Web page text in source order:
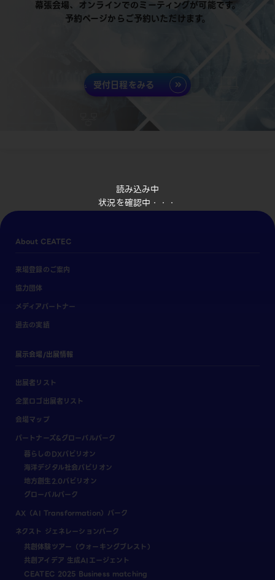
読み込み中
状況を確認中・・・
幕張会場、オンラインでのミーティングが可能です。
予約ページからご予約いただけます。
受付日程をみる
About CEATEC
来場登録のご案内
協力団体
メディアパートナー
過去の実績
展示会場/出展情報
出展者リスト
企業ロゴ出展者リスト
会場マップ
パートナーズ&グローバルパーク
暮らしのDXパビリオン
海洋デジタル社会パビリオン
地方創生2.0パビリオン
グローバルパーク
AX（AI Transformation）パーク
ネクスト ジェネレーションパーク
共創体験ツアー（ウォーキングブレスト）
共創アイデア 生成AIエージェント
CEATEC 2025 Business matching